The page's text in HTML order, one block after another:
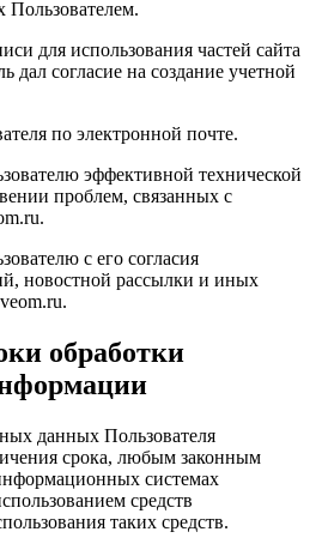
Пользователем.
для использования частей сайта
дал согласие на создание учетной
по электронной почте.
эффективной технической
проблем, связанных с
с его согласия
новостной рассылки и иных
обработки
данных Пользователя
срока, любым законным
системах
средств
таких средств.